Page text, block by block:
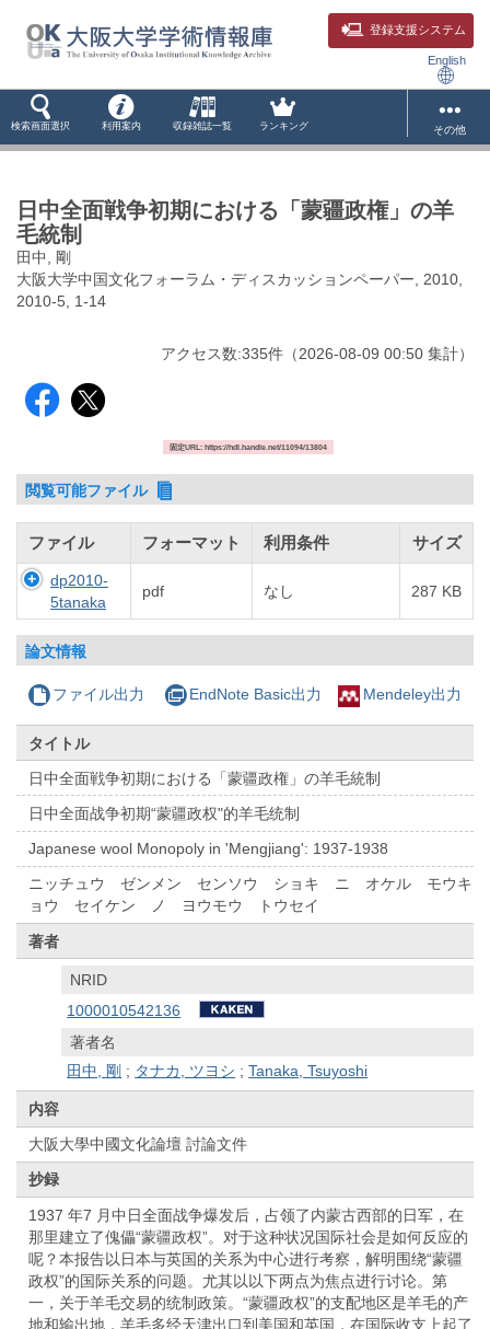
登録支援システム
English
検索画面選択 利用案内 収録雑誌一覧 ランキング その他
日中全面戦争初期における「蒙疆政権」の羊
毛統制
田中, 剛
大阪大学中国文化フォーラム・ディスカッションペーパー, 2010,
2010-5, 1-14
アクセス数:335件 （2026-08-09 00:50 集計）
固定URL: https://hdl.handle.net/11094/13804
閲覧可能ファイル
ファイル フォーマット 利用条件 サイズ
dp2010-
5tanaka
pdf なし 287 KB
論文情報
ファイル出力 EndNote Basic出力 Mendeley出力
タイトル
日中全面戦争初期における「蒙疆政権」の羊毛統制
日中全面战争初期“蒙疆政权"的羊毛统制
Japanese wool Monopoly in 'Mengjiang': 1937-1938
ニッチュウ ゼンメン センソウ ショキ ニ オケル モウキ
ョウ セイケン ノ ヨウモウ トウセイ
著者
NRID
1000010542136
著者名
田中, 剛 ; タナカ, ツヨシ ;Tanaka, Tsuyoshi
内容
大阪大學中國文化論壇 討論文件
抄録
1937 年7 月中日全面战争爆发后，占领了内蒙古西部的日军，在
那里建立了傀儡“蒙疆政权”。对于这种状况国际社会是如何反应的
呢？本报告以日本与英国的关系为中心进行考察，解明围绕“蒙疆
政权”的国际关系的问题。尤其以以下两点为焦点进行讨论。第
一，关于羊毛交易的统制政策。“蒙疆政权”的支配地区是羊毛的产
地和输出地，羊毛多经天津出口到美国和英国，在国际收支上起了